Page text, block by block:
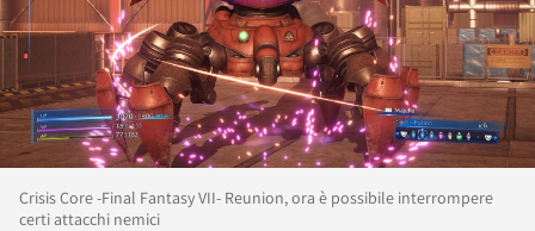
Crisis Core -Final Fantasy VII- Reunion, ora è possibile interrompere
certi attacchi nemici